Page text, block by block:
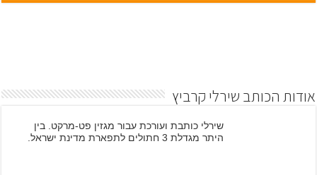
אודות הכותב שירלי קרביץ
שירלי כותבת ועורכת עבור מגזין פט-מרקט. בין
היתר מגדלת 3 חתולים לתפארת מדינת ישראל.